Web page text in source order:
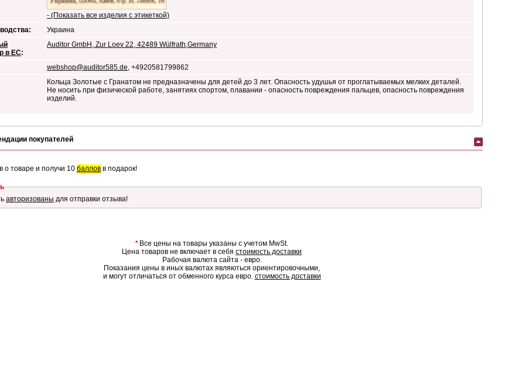
- (Показать все изделия с этикеткой)
Украина
в ЕС:
Auditor GmbH, Zur Loev 22, 42489 Wülfrath,Germany
webshop@auditor585.de, +4920581799862
Кольца Золотые с Гранатом не предназначены для детей до 3 лет. Опасность удушья от проглатываемых мелких деталей.
Не носить при физической работе, занятиях спортом, плавании - опасность повреждения пальцев, опасность повреждения
изделий.
покупателей
о товаре и получи 10 баллов в подарок!
авторизованы для отправки отзыва!
*Все цены на товары указаны с учетом MwSt.
Цена товаров не включает в себя стоимость доставки
Рабочая валюта сайта - евро.
Показания цены в иных валютах являються ориентировочными,
и могут отличаться от обменного курса евро. стоимость доставки